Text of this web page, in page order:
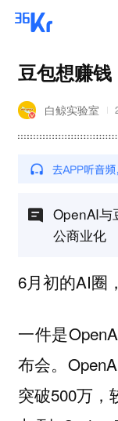
豆包想赚
白鲸实验室
OpenAI与
公商业化
6月初的AI圈
一件是
布会。
突破500万，